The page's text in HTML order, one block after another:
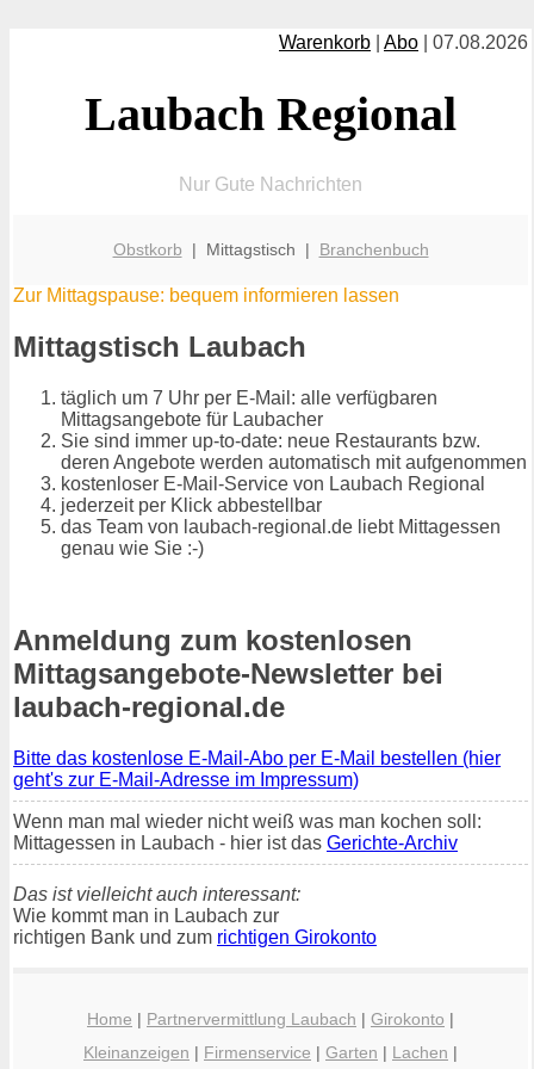
Warenkorb Abo | 07.08.2026
Laubach Regional
Nur Gute Nachrichten
Obstkorb | Mittagstisch | Branchenbuch
Zur Mittagspause: bequem informieren lassen
Mittagstisch Laubach
täglich um 7 Uhr per E-Mail: alle verfügbaren
Mittagsangebote für Laubacher
Sie sind immer up-to-date: neue Restaurants bzw.
deren Angebote werden automatisch mit aufgenommen
kostenloser E-Mail-Service von Laubach Regional
jederzeit per Klick abbestellbar
das Team von laubach-regional.de liebt Mittagessen
genau wie Sie :-)
Anmeldung zum kostenlosen
Mittagsangebote-Newsletter bei
laubach-regional.de
Bitte das kostenlose E-Mail-Abo per E-Mail bestellen (hier
geht's zur E-Mail-Adresse im Impressum)
Wenn man mal wieder nicht weiß was man kochen soll:
Mittagessen in Laubach - hier ist das Gerichte-Archiv
Das ist vielleicht auch interessant:
Wie kommt man in Laubach zur
richtigen Bank und zum richtigen Girokonto
Home | Partnervermittlung Laubach | Girokonto |
Kleinanzeigen | Firmenservice | Garten | Lachen |